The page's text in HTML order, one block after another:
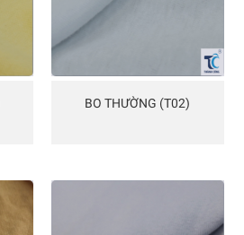
BO THƯỜNG (T02)